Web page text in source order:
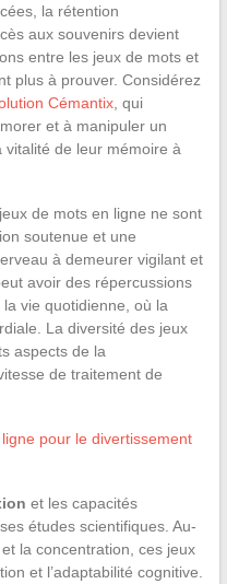
la rétention
aux souvenirs devient
entre les jeux de mots et
plus à prouver. Considérez
Cémantix, qui
et à manipuler un
de leur mémoire à
jeux de mots en ligne ne sont
soutenue et une
à demeurer vigilant et
avoir des répercussions
vie quotidienne, où la
La diversité des jeux
aspects de la
de traitement de
pour le divertissement
et les capacités
études scientifiques. Au-
la concentration, ces jeux
et l’adaptabilité cognitive.